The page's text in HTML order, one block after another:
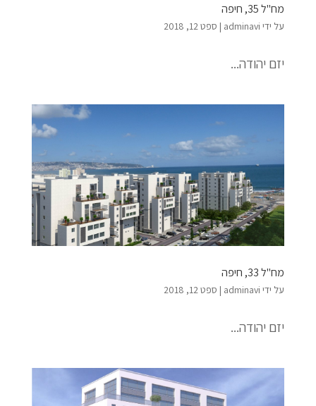
מח"ל 35, חיפה
על ידי adminavi
| ספט 12, 2018
יזם יהודה...
מח"ל 33, חיפה
על ידי adminavi
| ספט 12, 2018
יזם יהודה...